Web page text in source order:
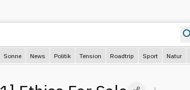
Sonne News Politik Tension Roadtrip Sport Natur